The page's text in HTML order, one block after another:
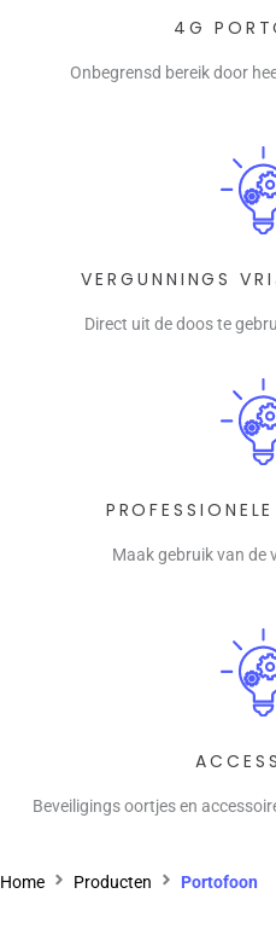
4G
Onbegrensd bereik door
VERGUNNINGS
Direct uit de doos te
Maak gebruik van de
Beveiligings oortjes en
Home Producten Portofoon